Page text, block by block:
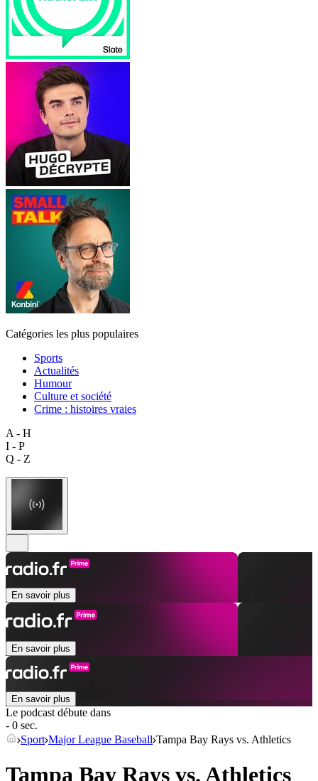
Catégories les plus populaires
Sports
Actualités
Humour
Culture et société
Crime : histoires vraies
A - H
I - P
Q - Z
En savoir plus
En savoir plus
En savoir plus
Le podcast débute dans
- 0 sec.
Sport Major League Baseball Tampa Bay Rays vs. Athletics
Tampa Bay Rays vs. Athletics